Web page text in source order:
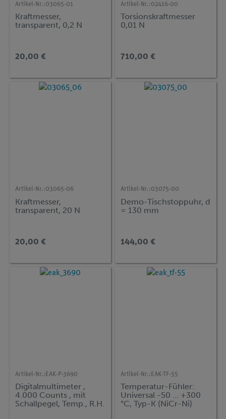
Artikel-Nr.:03065-01
Kraftmesser,
transparent, 0,2 N
20,00 €
Artikel-Nr.:02416-00
Torsionskraftmesser
0,01 N
710,00 €
Artikel-Nr.:03065-06
Kraftmesser,
transparent, 20 N
20,00 €
Artikel-Nr.:03075-00
Demo-Tischstoppuhr, d
= 130 mm
144,00 €
Artikel-Nr.: EAK-P-3690
Digitalmultimeter ,
4.000 Counts , mit
Schallpegel, Temp., R.H.
Artikel-Nr.: EAK-TF-55
Temperatur-Fühler:
Universal -50 … +300
°C, Typ-K (NiCr-Ni)